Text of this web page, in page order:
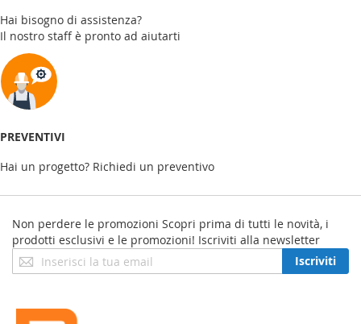
Hai bisogno di assistenza?
Il nostro staff è pronto ad aiutarti
PREVENTIVI
Hai un progetto? Richiedi un preventivo
Non perdere le promozioni Scopri prima di tutti le novità, i
prodotti esclusivi e le promozioni! Iscriviti alla newsletter
Iscriviti
alla
Iscriviti